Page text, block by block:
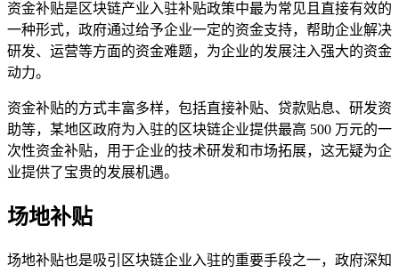
资金补贴是区块链产业入驻补贴政策中最为常见且直接有效的
一种形式，政府通过给予企业一定的资金支持，帮助企业解决
研发、运营等方面的资金难题，为企业的发展注入强大的资金
动力。
资金补贴的方式丰富多样，包括直接补贴、贷款贴息、研发资
助等，某地区政府为入驻的区块链企业提供最高 500 万元的一
次性资金补贴，用于企业的技术研发和市场拓展，这无疑为企
业提供了宝贵的发展机遇。
场地补贴
场地补贴也是吸引区块链企业入驻的重要手段之一，政府深知